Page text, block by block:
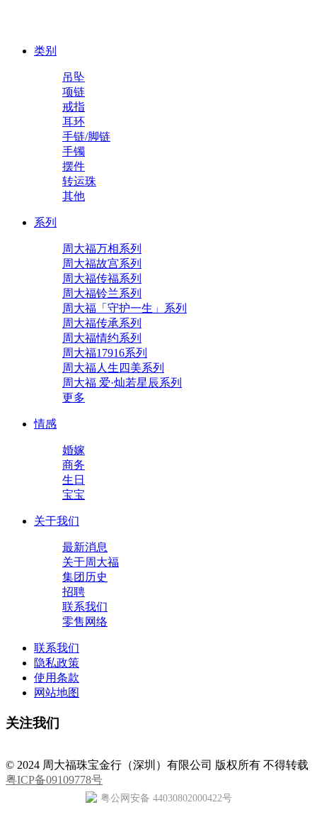
类别
吊坠
项链
戒指
耳环
手链/脚链
手镯
摆件
转运珠
其他
系列
周大福万相系列
周大福故宫系列
周大福传福系列
周大福铃兰系列
周大福「守护一生」系列
周大福传承系列
周大福情约系列
周大福17916系列
周大福人生四美系列
周大福 爱·灿若星辰系列
更多
情感
婚嫁
商务
生日
宝宝
关于我们
最新消息
关于周大福
集团历史
招聘
联系我们
零售网络
联系我们
隐私政策
使用条款
网站地图
关注我们
© 2024 周大福珠宝金行（深圳）有限公司 版权所有 不得转载
粤ICP备09109778号
粤公网安备 44030802000422号